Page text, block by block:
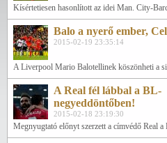
Kísértetiesen hasonlított az idei Man. City-
Balo a nyerő ember,
2015-02-19 23:35:14
A Liverpool Mario Balotellinek köszönheti a
A Real fél lábbal a BL-
negyeddöntőben!
2015-02-18 23:19:30
Megnyugtató előnyt szerzett a címvédő Real